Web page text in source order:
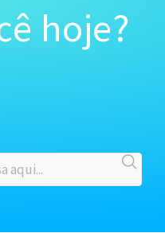
hoje?